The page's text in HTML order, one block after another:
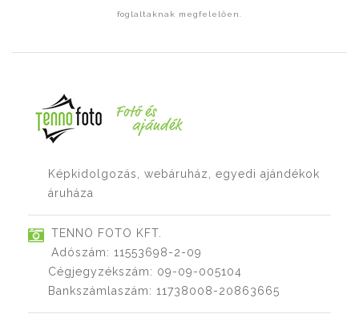
foglaltaknak megfelelően.
Képkidolgozás, webáruház, egyedi ajándékok
áruháza
TENNO FOTO KFT.
Adószám: 11553698-2-09
Cégjegyzékszám: 09-09-005104
Bankszámlaszám: 11738008-20863665